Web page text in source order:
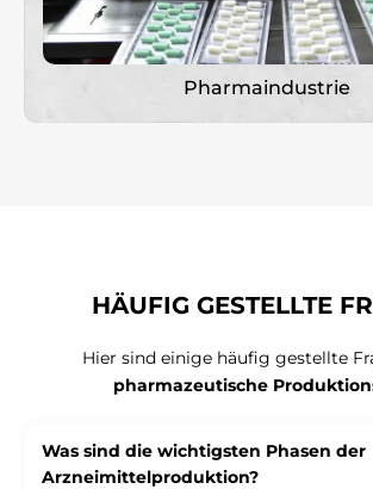
Pharmaindustrie
HÄUFIG GESTELLTE
Hier sind einige häufig gestellte
pharmazeutische
Was sind die wichtigsten Phasen der
Arzneimittelproduktion?